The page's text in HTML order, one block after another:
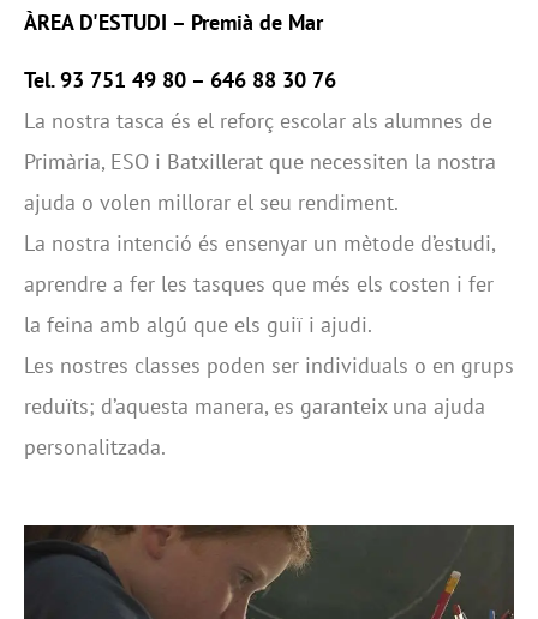
ÀREA D'ESTUDI – Premià de Mar
Tel. 93 751 49 80 – 646 88 30 76
La nostra tasca és el reforç escolar als alumnes de
Primària, ESO i Batxillerat que necessiten la nostra
ajuda o volen millorar el seu rendiment.
La nostra intenció és ensenyar un mètode d’estudi,
aprendre a fer les tasques que més els costen i fer
la feina amb algú que els guiï i ajudi.
Les nostres classes poden ser individuals o en grups
reduïts; d’aquesta manera, es garanteix una ajuda
personalitzada.